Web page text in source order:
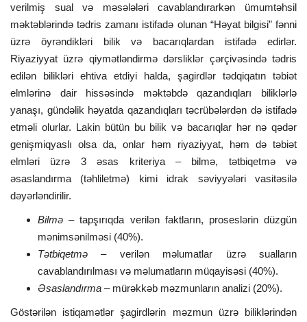
verilmiş sual və məsələləri cavablandırarkən ümumtəhsil
məktəblərində tədris zamanı istifadə olunan “Həyat bilgisi” fənni
üzrə öyrəndikləri bilik və bacarıqlardan istifadə edirlər.
Riyaziyyat üzrə qiymətləndirmə dərsliklər çərçivəsində tədris
edilən bilikləri ehtiva etdiyi halda, şagirdlər tədqiqatın təbiət
elmlərinə dair hissəsində məktəbdə qazandıqları biliklərlə
yanaşı, gündəlik həyatda qazandıqları təcrübələrdən də istifadə
etməli olurlar. Lakin bütün bu bilik və bacarıqlar hər nə qədər
genişmiqyaslı olsa da, onlar həm riyaziyyat, həm də təbiət
elmləri üzrə 3 əsas kriteriya – bilmə, tətbiqetmə və
əsaslandırma (təhliletmə) kimi idrak səviyyələri vasitəsilə
dəyərləndirilir.
Bilmə – tapşırıqda verilən faktların, proseslərin düzgün
mənimsənilməsi (40%).
Tətbiqetmə – verilən məlumatlar üzrə sualların
cavablandırılması və məlumatların müqayisəsi (40%).
Əsaslandırma – mürəkkəb məzmunların analizi (20%).
Göstərilən istiqamətlər şagirdlərin məzmun üzrə biliklərindən